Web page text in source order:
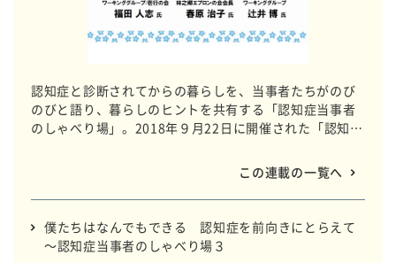
認知症と診断されてからの暮らしを、当事者たちがのび
のびと語り、暮らしのヒントを共有する「認知症当事者
のしゃべり場」。2018年９月22日に開催された「認知症
この連載の一覧へ
僕たちはなんでもできる 認知症を前向きにとらえて
～認知症当事者のしゃべり場３